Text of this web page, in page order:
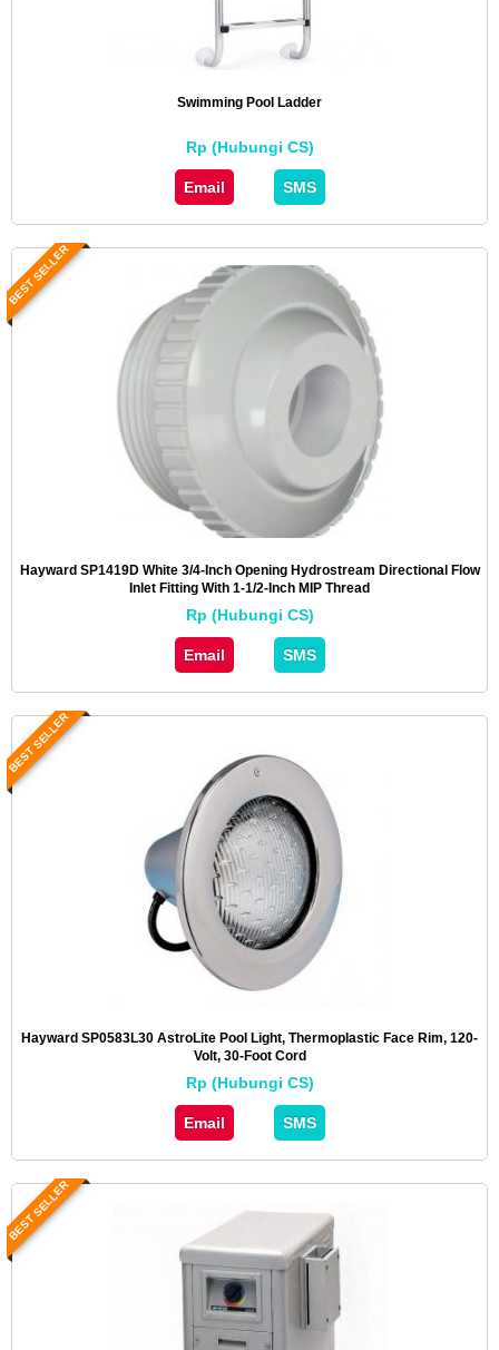
Swimming Pool Ladder
Rp (Hubungi CS)
Email SMS
BEST SELLER
Hayward SP1419D White 3/4-Inch Opening Hydrostream Directional Flow
Inlet Fitting With 1-1/2-Inch MIP Thread
Rp (Hubungi CS)
Email SMS
BEST SELLER
Hayward SP0583L30 AstroLite Pool Light, Thermoplastic Face Rim, 120-
Volt, 30-Foot Cord
Rp (Hubungi CS)
Email SMS
BEST SELLER